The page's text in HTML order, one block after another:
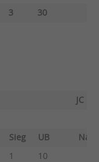
3
30
JC
Sieg UB
1
10